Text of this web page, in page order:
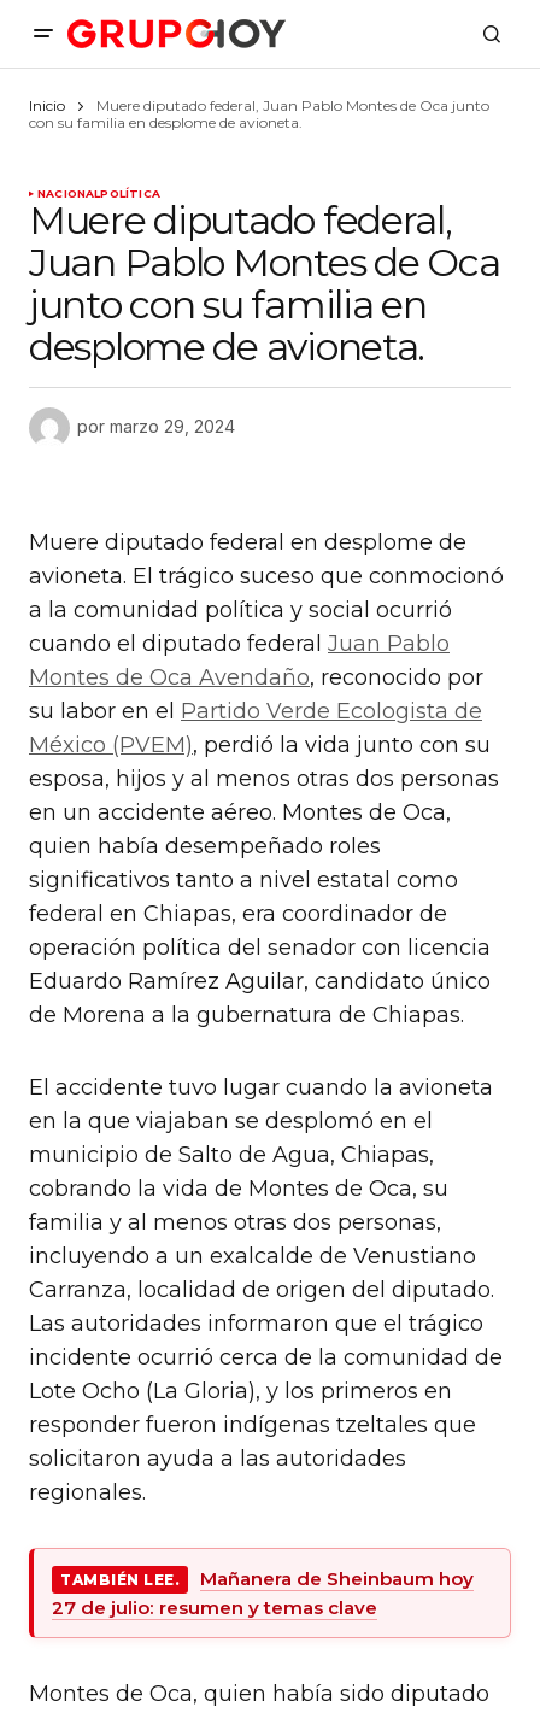
Inicio
Muere diputado federal, Juan Pablo Montes de Oca junto
con su familia en desplome de avioneta.
NACIONALPOLÍTICA
Muere diputado federal,
Juan Pablo Montes de Oca
junto con su familia en
desplome de avioneta.
por marzo 29, 2024
Muere diputado federal en desplome de
avioneta. El trágico suceso que conmocionó
a la comunidad política y social ocurrió
cuando el diputado federal Juan Pablo
Montes de Oca Avendaño, reconocido por
su labor en el Partido Verde Ecologista de
México (PVEM), perdió la vida junto con su
esposa, hijos y al menos otras dos personas
en un accidente aéreo. Montes de Oca,
quien había desempeñado roles
significativos tanto a nivel estatal como
federal en Chiapas, era coordinador de
operación política del senador con licencia
Eduardo Ramírez Aguilar, candidato único
de Morena a la gubernatura de Chiapas.
El accidente tuvo lugar cuando la avioneta
en la que viajaban se desplomó en el
municipio de Salto de Agua, Chiapas,
cobrando la vida de Montes de Oca, su
familia y al menos otras dos personas,
incluyendo a un exalcalde de Venustiano
Carranza, localidad de origen del diputado.
Las autoridades informaron que el trágico
incidente ocurrió cerca de la comunidad de
Lote Ocho (La Gloria), y los primeros en
responder fueron indígenas tzeltales que
solicitaron ayuda a las autoridades
regionales.
TAMBIÉN LEE.
Mañanera de Sheinbaum hoy
27 de julio: resumen y temas clave
Montes de Oca, quien había sido diputado